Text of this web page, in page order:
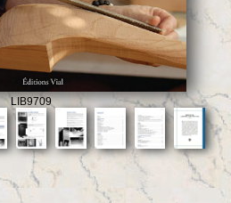
LIB9709